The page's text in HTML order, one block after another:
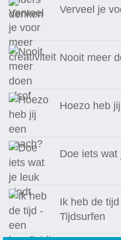
Verveel je
Nooit meer
Hoezo heb
Doe iets wat
Ik heb de
Tijdsurfen